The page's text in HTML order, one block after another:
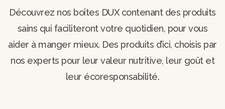
Découvrez nos boîtes DUX contenant des produits
sains qui faciliteront votre quotidien, pour vous
aider à manger mieux. Des produits d’ici, choisis par
nos experts pour leur valeur nutritive, leur goût et
leur écoresponsabilité.